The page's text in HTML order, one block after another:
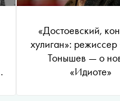
«Достоевский,
хулиган»:
Тонышев — о
«Идиоте»